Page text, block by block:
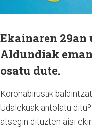
Ekainaren
Aldundiak
osatu dute.
Koronabirusak
Udalekuak antolatu
atsegin dituzten aisi